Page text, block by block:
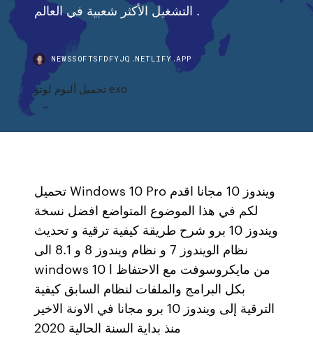
التشغيل الأكثر شعبية في العالم .
NEWSSOFTSFDFYJQ.NETLIFY.APP
تحميل ألبوم لوتو exo
تحميل Windows 10 Pro ويندوز 10 مجانا اقدم
لكم في هذا الموضوع المتواضع افضل نسخة
ويندوز 10 برو شرح طريقة كيفية ترقية و تحديث
نظام الويندوز 7 و نظام ويندوز 8 و 8.1 الى
windows 10 l من مايكروسوفت مع الاحتفاظ
بكل البرامج والملفات لنظام السابق كيفية
الترقية إلى ويندوز 10 برو مجانا في الاونة الاخير
منذ بداية السنة الحالية 2020